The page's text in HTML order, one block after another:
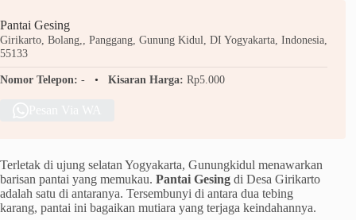
Pantai Gesing
Girikarto, Bolang,, Panggang, Gunung Kidul, DI Yogyakarta, Indonesia,
55133
Nomor Telepon: - Kisaran Harga: Rp5.000
Terletak di ujung selatan Yogyakarta, Gunungkidul menawarkan
barisan pantai yang memukau. Pantai Gesing di Desa Girikarto
adalah satu di antaranya. Tersembunyi di antara dua tebing
karang, pantai ini bagaikan mutiara yang terjaga keindahannya.